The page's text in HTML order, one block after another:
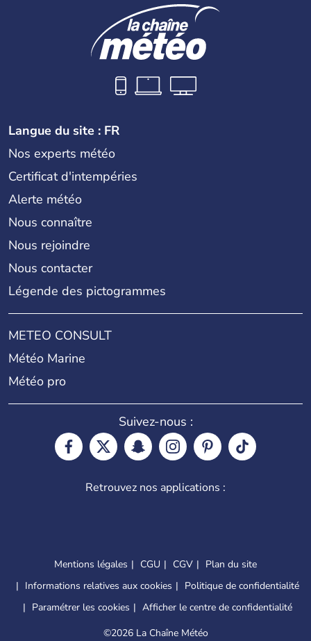
Langue du site : FR
Nos experts météo
Certificat d'intempéries
Alerte météo
Nous connaître
Nous rejoindre
Nous contacter
Légende des pictogrammes
METEO CONSULT
Météo Marine
Météo pro
Suivez-nous :
Retrouvez nos applications :
Mentions légales CGU CGV
Plan du site
Informations relatives aux cookies
Politique de confidentialité
Paramétrer les cookies
Afficher le centre de confidentialité
©2026 La Chaîne Météo